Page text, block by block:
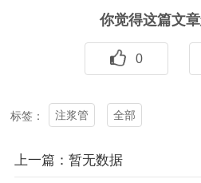
你觉得这篇文
0
标签： 注浆管​ 全部
上一篇：暂无数据